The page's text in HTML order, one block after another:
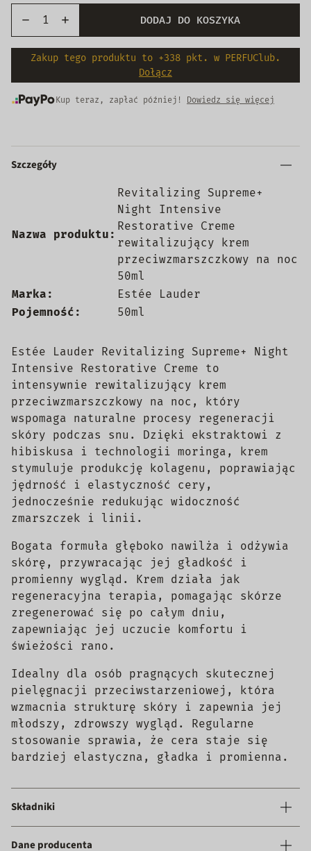
DODAJ DO KOSZYKA
Zakup tego produktu to +338 pkt. w PERFUClub.
Dołącz
Kup teraz, zapłać później! Dowiedz się więcej
Szczegóły
Nazwa produktu:
Revitalizing Supreme+
Night Intensive
Restorative Creme
rewitalizujący krem
przeciwzmarszczkowy na noc
50ml
Marka:
Estée Lauder
Pojemność:
50ml
Estée Lauder Revitalizing Supreme+ Night
Intensive Restorative Creme to
intensywnie rewitalizujący krem
przeciwzmarszczkowy na noc, który
wspomaga naturalne procesy regeneracji
skóry podczas snu. Dzięki ekstraktowi z
hibiskusa i technologii moringa, krem
stymuluje produkcję kolagenu, poprawiając
jędrność i elastyczność cery,
jednocześnie redukując widoczność
zmarszczek i linii.
Bogata formuła głęboko nawilża i odżywia
skórę, przywracając jej gładkość i
promienny wygląd. Krem działa jak
regeneracyjna terapia, pomagając skórze
zregenerować się po całym dniu,
zapewniając jej uczucie komfortu i
świeżości rano.
Idealny dla osób pragnących skutecznej
pielęgnacji przeciwstarzeniowej, która
wzmacnia strukturę skóry i zapewnia jej
młodszy, zdrowszy wygląd. Regularne
stosowanie sprawia, że cera staje się
bardziej elastyczna, gładka i promienna.
Składniki
Dane producenta